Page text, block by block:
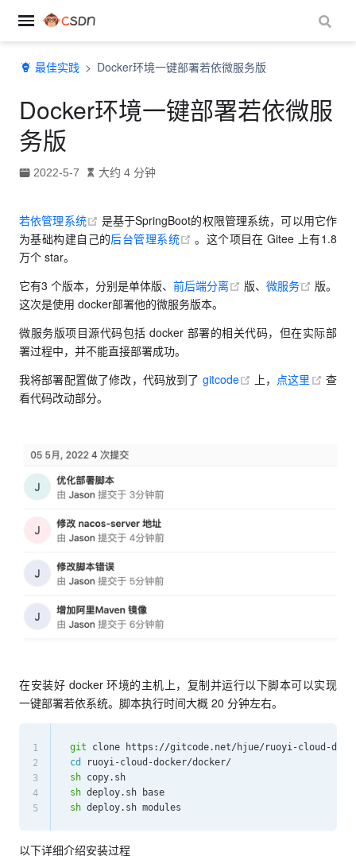
最佳实践 Docker环境一键部署若依微服务版
Docker环境一键部署若依微服
务版
2022-5-7 大约 4 分钟
若依管理系统 (opens new window)
是基于SpringBoot的权限管理系统，可以用它作
为基础构建自己的后台管理系统 (opens new window)
。这个项目在 Gitee 上有1.8
万个 star。
它有3 个版本，分别是单体版、 前后端分离 (opens new window)
版、 微服务 (opens
版。
这次是使用 docker部署他的微服务版本。
微服务版项目源代码包括 docker 部署的相关代码，但在实际部
署过程中，并不能直接部署成功。
我将部署配置做了修改，代码放到了 gitcode (opens new window)
上， 点这里
查
看代码改动部分。
在安装好 docker 环境的主机上，复制并运行以下脚本可以实现
一键部署若依系统。脚本执行时间大概 20 分钟左右。
git
cd
sh
sh
sh
1
2
3
4
5
以下详细介绍安装过程